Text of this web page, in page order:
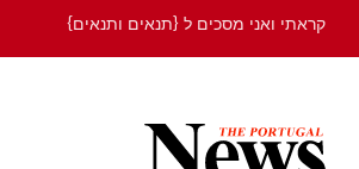
קראתי ואני מסכים ל {תנאים ותנאים}